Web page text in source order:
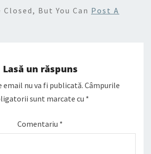
But You Can Post A
Lasă un răspuns
email nu va fi publicată. Câmpurile
sunt marcate cu *
Comentariu *